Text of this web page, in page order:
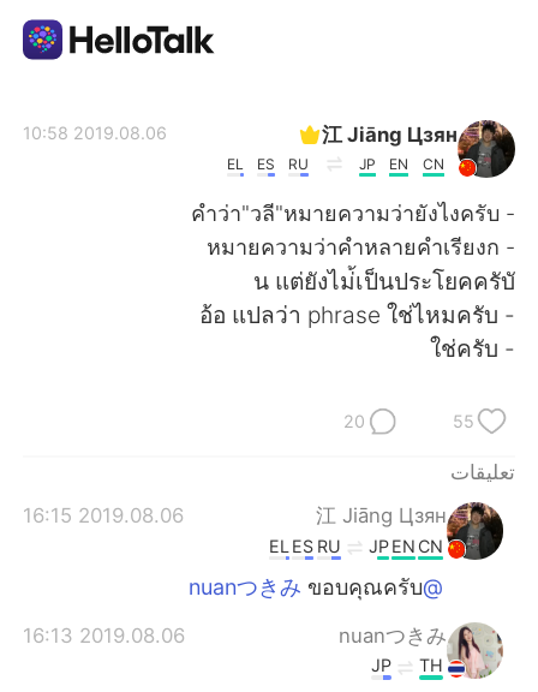
한국어
江 Jiāng Цзян
CN
EN
JP
RU
ES
EL
2019.08.06 10:58
- คำว่า"วลี"หมายความว่ายังไงครับ
- หมายความว่าคำหลายคำเรียงก
ัน แต่ยังไม่้เป็นประโยคครับ
- อ้อ แปลว่า phrase ใช่ไหมครับ
- ใช่ครับ
55
20
تعليقات
江 Jiāng Цзян
2019.08.06 16:15
CN
EN
JP
RU
ES
EL
@nuanつきみ
ขอบคุณครับ
nuanつきみ
2019.08.06 16:13
TH
JP